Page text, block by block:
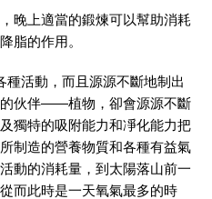
上適當的鍛煉可以幫助消耗
脂的作用。
活動，而且源源不斷地制出
伙伴——植物，卻會源源不斷
獨特的吸附能力和凈化能力把
制造的營養物質和各種有益氣
動的消耗量，到太陽落山前一
而此時是一天氧氣最多的時